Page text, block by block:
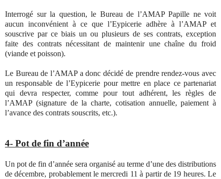
Interrogé sur la question, le Bureau de l’AMAP Papille ne voit
aucun inconvénient à ce que l’Eypicerie adhère à l’AMAP et
souscrive par ce biais un ou plusieurs de ses contrats, exception
faite des contrats nécessitant de maintenir une chaîne du froid
(viande et poisson).
Le Bureau de l’AMAP a donc décidé de prendre rendez-vous avec
un responsable de l’Eypicerie pour mettre en place ce partenariat
qui devra respecter, comme pour tout adhérent, les règles de
l’AMAP (signature de la charte, cotisation annuelle, paiement à
l’avance des contrats souscrits, etc.).
4- Pot de fin d’année
Un pot de fin d’année sera organisé au terme d’une des distributions
de décembre, probablement le mercredi 11 à partir de 19 heures. Le